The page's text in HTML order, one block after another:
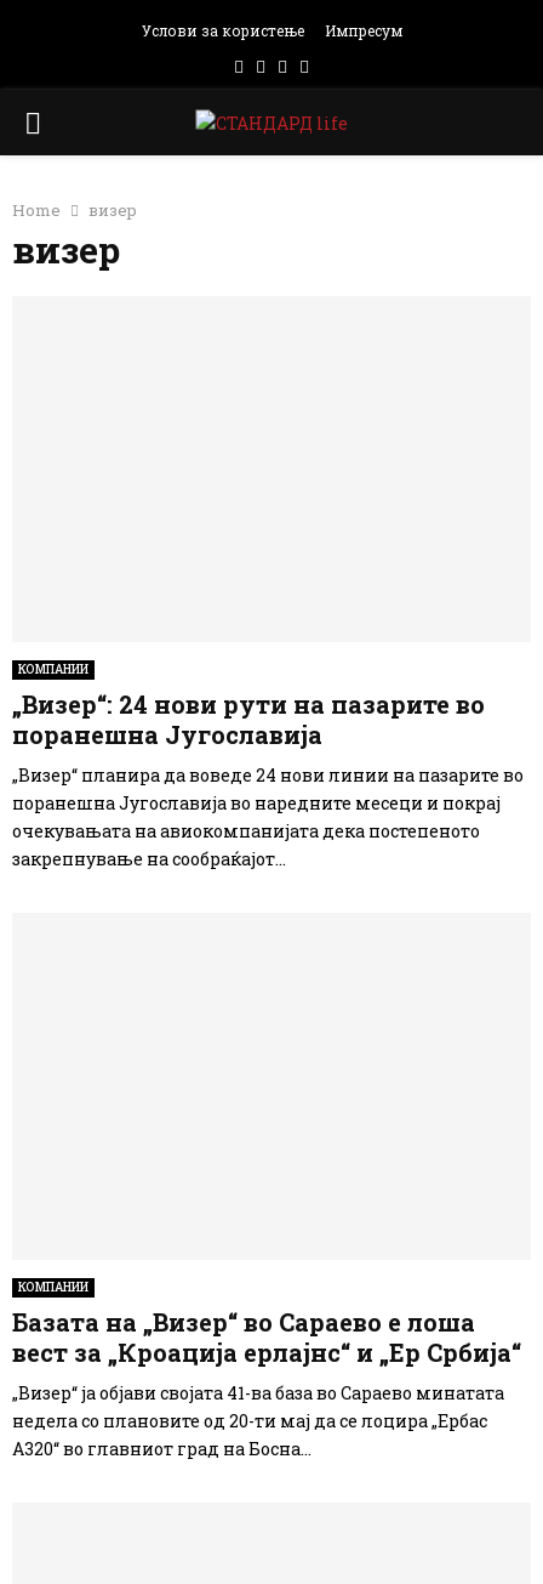
Услови за користење Импресум
Facebook
Instagram
Email
PRIMARY
Home визер
визер
КОМПАНИИ
„Визер“: 24 нови рути на пазарите во
поранешна Југославија
„Визер“ планира да воведе 24 нови линии на пазарите во
поранешна Југославија во наредните месеци и покрај
очекувањата на авиокомпанијата дека постепеното
закрепнување на сообраќајот...
КОМПАНИИ
Базата на „Визер“ во Сараево е лоша
вест за „Кроација ерлајнс“ и „Ер Србија“
„Визер“ ја објави својата 41-ва база во Сараево минатата
недела со плановите од 20-ти мај да се лоцира „Ербас
А320“ во главниот град на Босна...